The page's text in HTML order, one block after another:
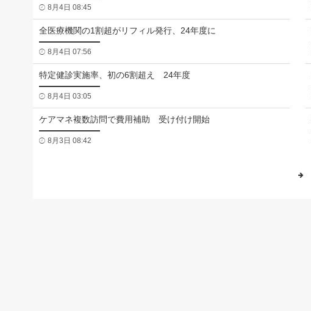
8月4日 08:45
全医療機関の1割超がリフィル発行、24年度に
8月4日 07:56
特定健診実施率、初の6割超え 24年度
8月4日 03:05
ケアマネ複数訪問で費用補助 受け付け開始
8月3日 08:42